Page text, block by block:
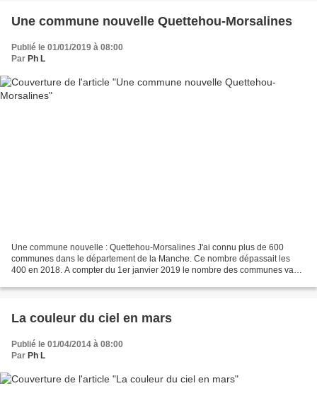
Une commune nouvelle Quettehou-Morsalines
Publié le 01/01/2019 à 08:00
Par Ph L
Une commune nouvelle : Quettehou-Morsalines J'ai connu plus de 600
communes dans le département de la Manche. Ce nombre dépassait les
400 en 2018. A compter du 1er janvier 2019 le nombre des communes va
La couleur du ciel en mars
Publié le 01/04/2014 à 08:00
Par Ph L